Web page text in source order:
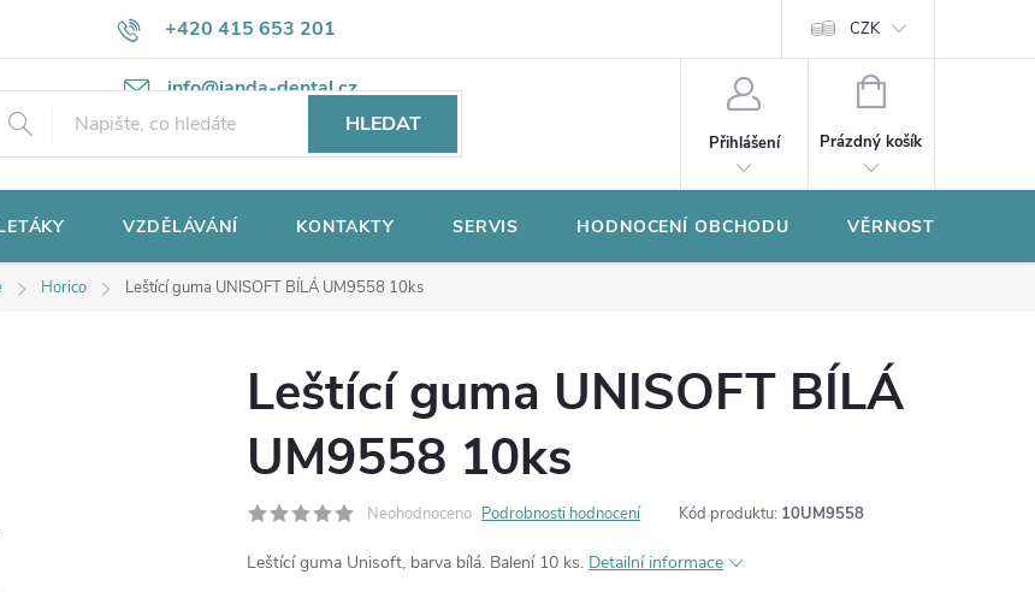
+420 415 653 201
info@janda-dental.cz
Potřebujete poradit? Ochrana osobních údajů CZK
HLEDAT
Přihlášení
NÁKUPNÍ
Prázdný košík
VZDĚLÁVÁNÍ KONTAKTY SERVIS HODNOCENÍ OBCHODU VĚRNOSTNÍ
Horico Leštící guma UNISOFT BÍLÁ UM9558 10ks
Leštící guma UNISOFT BÍLÁ
UM9558 10ks
Neohodnoceno Podrobnosti hodnocení Kód produktu: 10UM9558
Leštící guma Unisoft, barva bílá. Balení 10 ks. Detailní informace